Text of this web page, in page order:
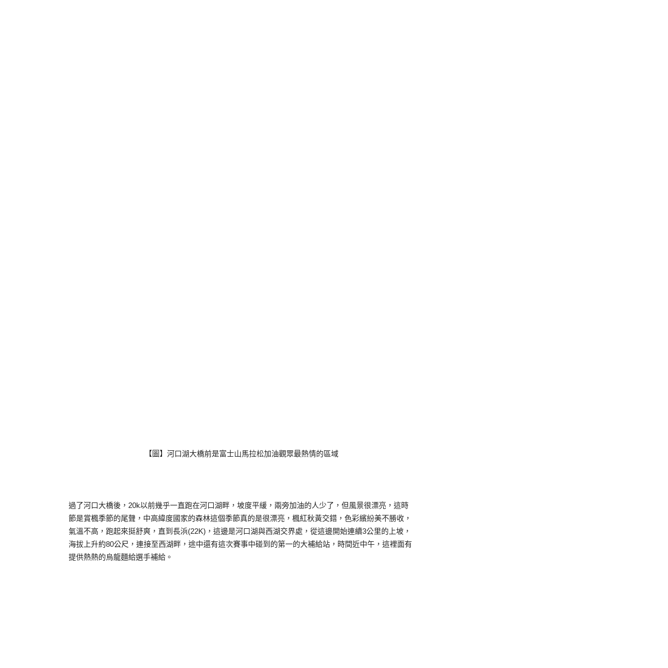
【圖】河口湖大橋前是富士山馬拉松加油觀眾最熱情的區域
過了河口大橋後，20k以前幾乎一直跑在河口湖畔，坡度平緩，兩旁加油的人少了，但風景很漂亮，這時
節是賞楓季節的尾聲，中高緯度國家的森林這個季節真的是很漂亮，楓紅秋黃交錯，色彩繽紛美不勝收，
氣溫不高，跑起來挺舒爽，直到長浜(22K)，這邊是河口湖與西湖交界處，從這邊開始連續3公里的上坡，
海拔上升約80公尺，連接至西湖畔，途中還有這次賽事中碰到的第一的大補給站，時間近中午，這裡面有
提供熱熱的烏龍麵給選手補給。